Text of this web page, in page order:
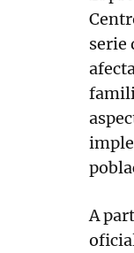
serie
A